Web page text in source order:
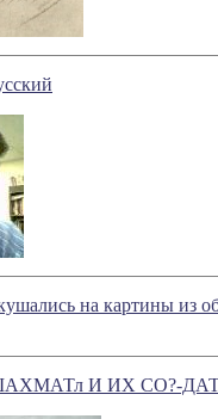
на картины из
И ИХ СО?-